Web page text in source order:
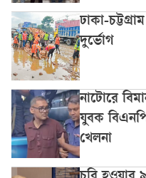
ঢাকা-
দুর্ভোগ
নাটোরে
যুবক
খেলনা